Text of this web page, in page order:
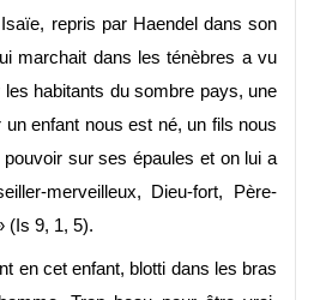
repris par Haendel dans son
marchait dans les ténèbres a vu
habitants du sombre pays, une
un enfant nous est né, un fils nous
sur ses épaules et on lui a
merveilleux, Dieu-fort, Père-
(Is 9, 1, 5).
en cet enfant, blotti dans les bras